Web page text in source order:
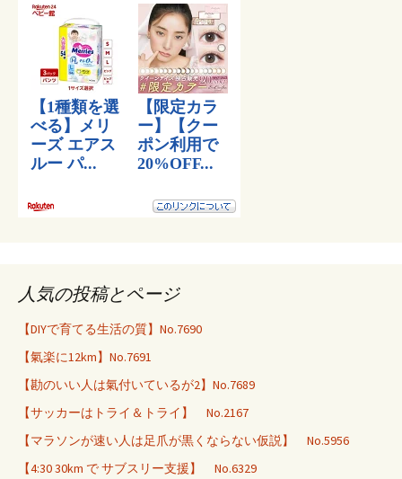
人気の投稿とページ
【DIYで育てる生活の質】No.7690
【氣楽に12km】No.7691
【勘のいい人は氣付いているが2】No.7689
【サッカーはトライ＆トライ】 No.2167
【マラソンが速い人は足爪が黒くならない仮説】 No.5956
【4:30 30km で サブスリー支援】 No.6329